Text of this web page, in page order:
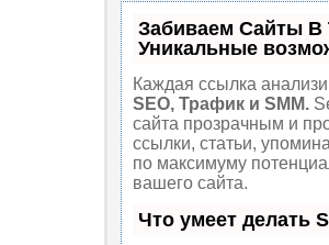
Забиваем Сайты
Уникальные
Каждая ссылка
SEO, Трафик и SMM.
сайта прозрачным и
ссылки, статьи,
по максимуму
вашего сайта.
Что умеет делать